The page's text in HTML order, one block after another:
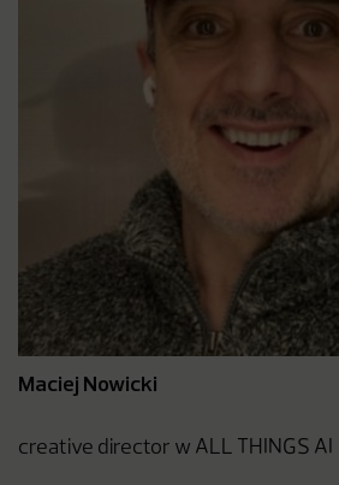
Maciej Nowicki
creative director w ALL THINGS AI